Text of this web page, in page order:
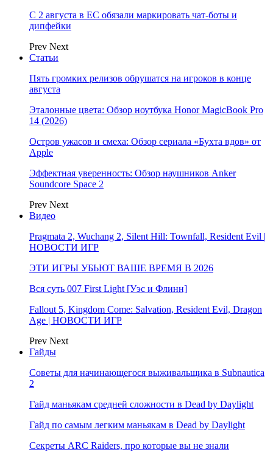
С 2 августа в ЕС обязали маркировать чат-боты и
дипфейки
Prev Next
Статьи
Пять громких релизов обрушатся на игроков в конце
августа
Эталонные цвета: Обзор ноутбука Honor MagicBook Pro
14 (2026)
Остров ужасов и смеха: Обзор сериала «Бухта вдов» от
Apple
Эффектная уверенность: Обзор наушников Anker
Soundcore Space 2
Prev Next
Видео
Pragmata 2, Wuchang 2, Silent Hill: Townfall, Resident Evil |
НОВОСТИ ИГР
ЭТИ ИГРЫ УБЬЮТ ВАШЕ ВРЕМЯ В 2026
Вся суть 007 First Light [Уэс и Флинн]
Fallout 5, Kingdom Come: Salvation, Resident Evil, Dragon
Age | НОВОСТИ ИГР
Prev Next
Гайды
Советы для начинающегося выживальщика в Subnautica
2
Гайд маньякам средней сложности в Dead by Daylight
Гайд по самым легким маньякам в Dead by Daylight
Секреты ARC Raiders, про которые вы не знали